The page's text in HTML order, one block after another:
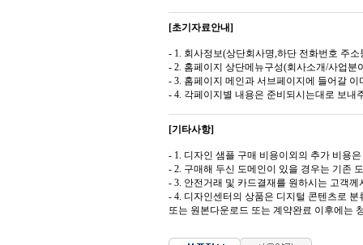
[초기자료안내]
- 1. 회사정보(상단회사명,하단 전화번호 주소
- 2. 홈페이지 상단메뉴구성(회사소개/사업분
- 3. 홈페이지 메인과 서브페이지에 들어갈 이
- 4. 각페이지별 내용은 준비되시는대로 보내
[기타사항]
- 1. 디자인 샘플 구매 비용이외의 추가 비용
- 2. 구매해 두신 도메인이 있을 경우는 기존
- 3. 안전거래 및 카드결재를 원하시는 고객
- 4. 디자인센터의 상품은 디지털 콘텐츠로 분
또는 원본다운로드 또는 계약완료 이후에는